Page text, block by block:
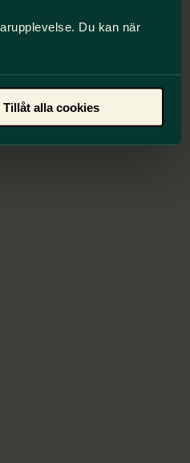
Du kan när
Tillåt alla cookies